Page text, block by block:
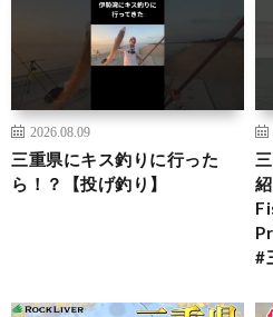
2026.08.09
三重県にキス釣りに行った
ら！？【投げ釣り】
#